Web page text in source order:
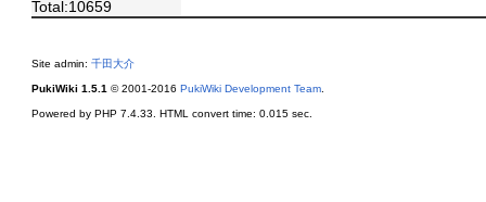
Total:10659
Site admin: 千田大介
PukiWiki 1.5.1 © 2001-2016 PukiWiki Development Team.
Powered by PHP 7.4.33. HTML convert time: 0.015 sec.